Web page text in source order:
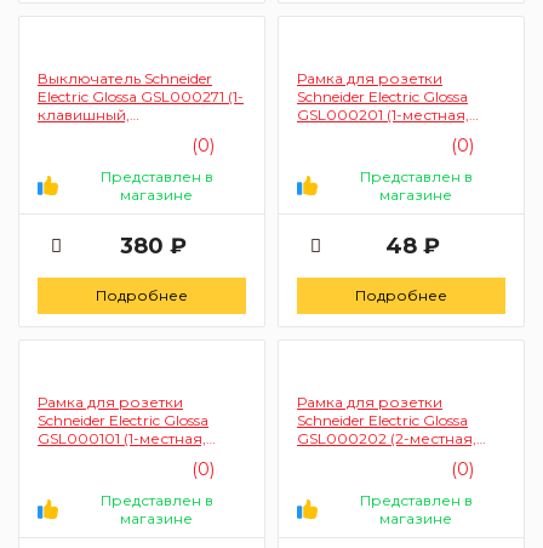
Выключатель Schneider
Electric Glossa GSL000271 (1-
клавишный,
(0)
Представлен в
магазине
380 ₽
Подробнее
Рамка для розетки
Schneider Electric Glossa
GSL000201 (1-местная,
(0)
Представлен в
магазине
48 ₽
Подробнее
Рамка для розетки
Schneider Electric Glossa
GSL000101 (1-местная,
(0)
Представлен в
магазине
Рамка для розетки
Schneider Electric Glossa
GSL000202 (2-местная,
(0)
Представлен в
магазине